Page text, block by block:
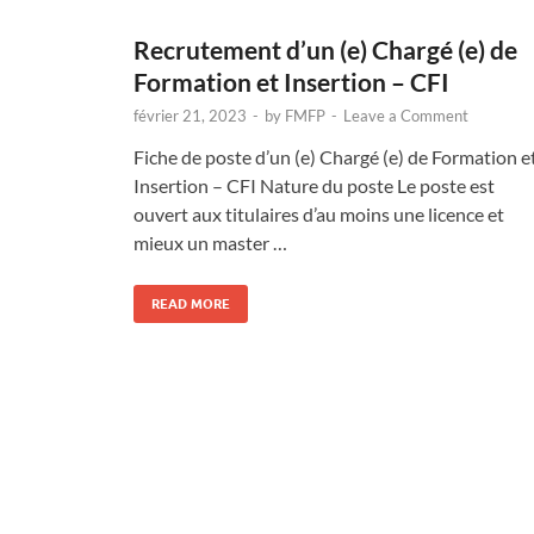
Recrutement d’un (e) Chargé (e) de
Formation et Insertion – CFI
février 21, 2023 - by FMFP - Leave a Comment
Fiche de poste d’un (e) Chargé (e) de Formation
Insertion – CFI Nature du poste Le poste est
ouvert aux titulaires d’au moins une licence et
mieux un master …
READ MORE